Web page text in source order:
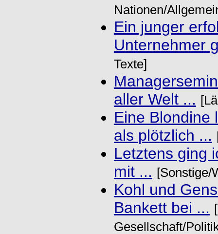
Nationen/
Ein junger
Unternehmer
Texte]
aller Welt ...
Eine Blondine
als plötzlich ...
Letztens ging
mit ... [Sonstige/
Kohl und
Bankett bei ...
Gesellschaft/